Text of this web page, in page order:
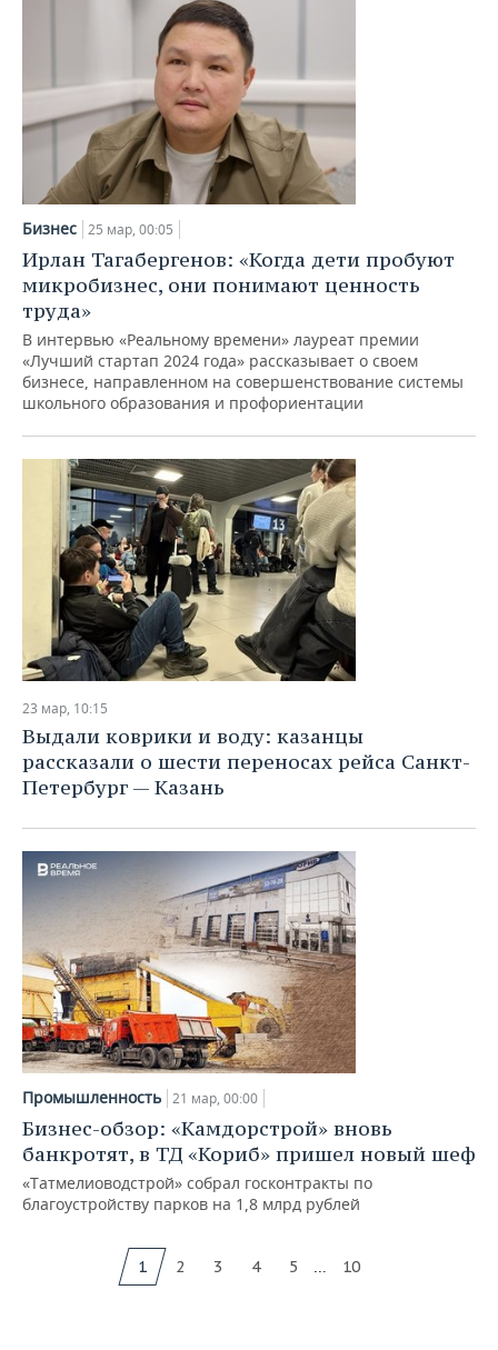
Бизнес 25 мар, 00:05
Ирлан Тагабергенов: «Когда дети пробуют
микробизнес, они понимают ценность
труда»
В интервью «Реальному времени» лауреат премии
«Лучший стартап 2024 года» рассказывает о своем
бизнесе, направленном на совершенствование системы
школьного образования и профориентации
23 мар, 10:15
Выдали коврики и воду: казанцы
рассказали о шести переносах рейса Санкт-
Петербург — Казань
Промышленность 21 мар, 00:00
Бизнес-обзор: «Камдорстрой» вновь
банкротят, в ТД «Кориб» пришел новый шеф
«Татмелиоводстрой» собрал госконтракты по
благоустройству парков на 1,8 млрд рублей
1 2 3 4 5 ... 10